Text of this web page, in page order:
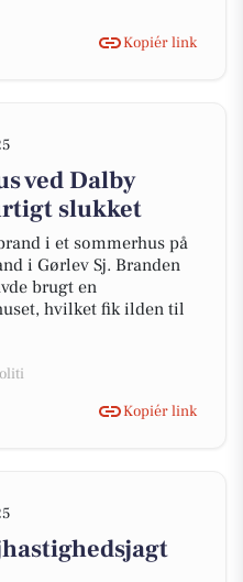
Kopiér link
ved Dalby
slukket
i et sommerhus på
i Gørlev Sj. Branden
brugt en
hvilket fik ilden til
Kopiér link